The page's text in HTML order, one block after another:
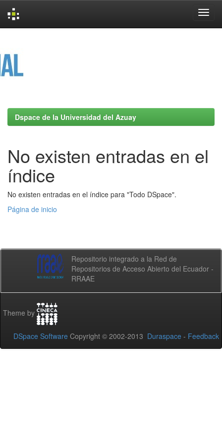
Dspace de la Universidad del Azuay
No existen entradas en el
índice
No existen entradas en el índice para "Todo DSpace".
Página de inicio
Repositorio integrado a la Red de
Repositorios de Acceso Abierto del Ecuador -
RRAAE
Theme by
DSpace Software Copyright © 2002-2013 Duraspace - Feedback